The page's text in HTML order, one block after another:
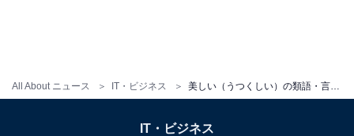
All About ニュース IT・ビジネス
IT・ビジネス